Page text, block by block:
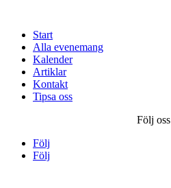
Start
Alla evenemang
Kalender
Artiklar
Kontakt
Tipsa oss
Följ oss
Följ
Följ